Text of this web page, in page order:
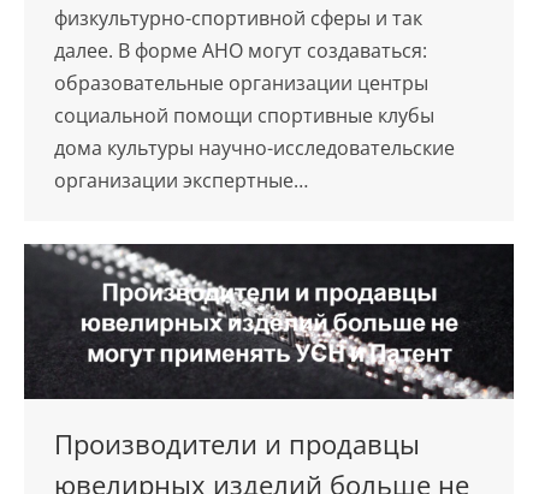
физкультурно-спортивной сферы и так
далее. В форме АНО могут создаваться:
образовательные организации центры
социальной помощи спортивные клубы
дома культуры научно-исследовательские
организации экспертные…
Производители и продавцы
ювелирных изделий больше не